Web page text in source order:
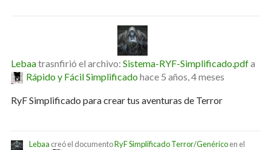
Lebaatrasnfirió el archivo: Sistema-RYF-Simplificado.pdfa
Rápido y Fácil Simplificadohace 5 años, 4 meses
RyF Simplificado para crear tus aventuras de Terror
Lebaa creó el documentoRyF Simplificado Terror/Genéricoen el